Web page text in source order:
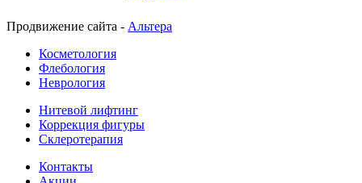
Продвижение сайта - Альтера
Косметология
Флебология
Неврология
Нитевой лифтинг
Коррекция фигуры
Склеротерапия
Контакты